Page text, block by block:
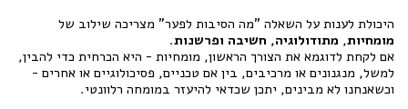
היכולת לענות על השאלה "מה הסיבות לפער" מצריכה שילוב של
מומחיות, מתודולוגיה, חשיבה ופרשנות.
אם לקחת לדוגמא את הצורך הראשון, מומחיות - היא הכרחית כדי להבין,
למשל, מנגנונים או מרכיבים, בין אם טכניים, פסיכולוגיים או אחרים -
וכשאנחנו לא מבינים, יתכן שכדאי להיעזר במומחה רלוונטי.